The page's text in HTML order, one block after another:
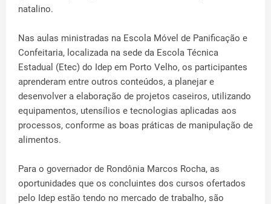
natalino.
Nas aulas ministradas na Escola Móvel de Panificação e
Confeitaria, localizada na sede da Escola Técnica
Estadual (Etec) do Idep em Porto Velho, os participantes
aprenderam entre outros conteúdos, a planejar e
desenvolver a elaboração de projetos caseiros, utilizando
equipamentos, utensílios e tecnologias aplicadas aos
processos, conforme as boas práticas de manipulação de
alimentos.
Para o governador de Rondônia Marcos Rocha, as
oportunidades que os concluintes dos cursos ofertados
pelo Idep estão tendo no mercado de trabalho, são